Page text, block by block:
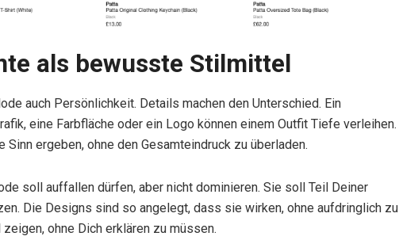
als bewusste Stilmittel
auch Persönlichkeit. Details machen den Unterschied. Ein
eine Farbfläche oder ein Logo können einem Outfit Tiefe verleihen.
ergeben, ohne den Gesamteindruck zu überladen.
soll auffallen dürfen, aber nicht dominieren. Sie soll Teil Deiner
Die Designs sind so angelegt, dass sie wirken, ohne aufdringlich zu
ohne Dich erklären zu müssen.